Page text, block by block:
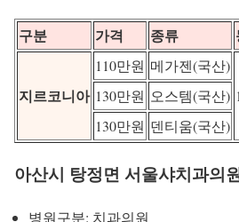
구분 가격 종류
지르코니아
110만원 메가젠(국산)
130만원 오스템(국산)
130만원 덴티움(국산)
아산시 탕정면 서울샤치과의
병원구분: 치과의원